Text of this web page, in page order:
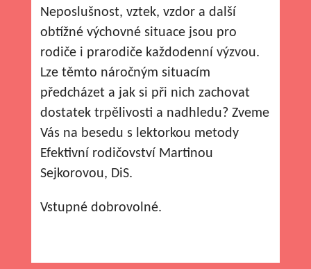
Neposlušnost, vztek, vzdor a další
obtížné výchovné situace jsou pro
rodiče i prarodiče každodenní výzvou.
Lze těmto náročným situacím
předcházet a jak si při nich zachovat
dostatek trpělivosti a nadhledu? Zveme
Vás na besedu s lektorkou metody
Efektivní rodičovství Martinou
Sejkorovou, DiS.
Vstupné dobrovolné.